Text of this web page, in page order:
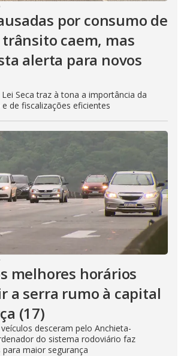
por consumo de
caem, mas
alerta para novos
Seca traz à tona a importância da
de fiscalizações eficientes
melhores horários
a serra rumo à capital
(17)
desceram pelo Anchieta-
do sistema rodoviário faz
maior segurança